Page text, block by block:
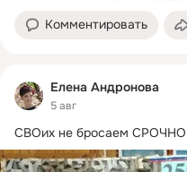
Комментировать
Елена Андронова
5 авг
СВОих не бросаем